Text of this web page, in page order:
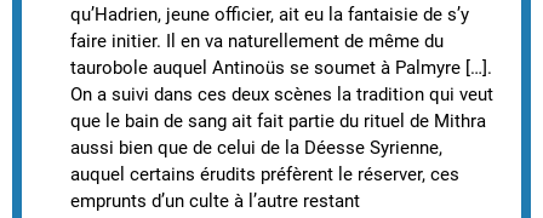
qu’Hadrien, jeune officier, ait eu la fantaisie de s’y
faire initier. Il en va naturellement de même du
taurobole auquel Antinoüs se soumet à Palmyre […].
On a suivi dans ces deux scènes la tradition qui veut
que le bain de sang ait fait partie du rituel de Mithra
aussi bien que de celui de la Déesse Syrienne,
auquel certains érudits préfèrent le réserver, ces
emprunts d’un culte à l’autre restant